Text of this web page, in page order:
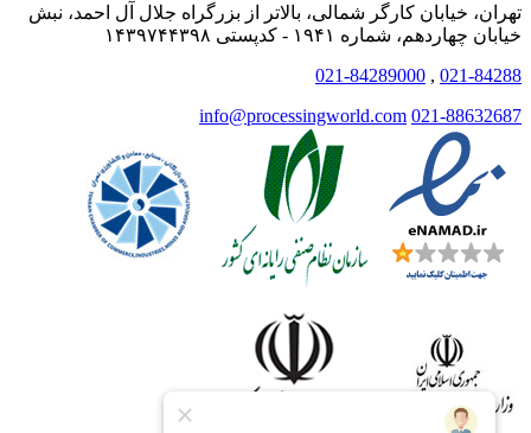
تهران، خیابان کارگر شمالی، بالاتر از بزرگراه جلال آل احمد، نبش
خیابان چهاردهم، شماره ۱۹۴۱ - کدپستی ۱۴۳۹۷۴۴۳۹۸
021-84288
,
021-84289000
021-88632687
info@processingworld.com